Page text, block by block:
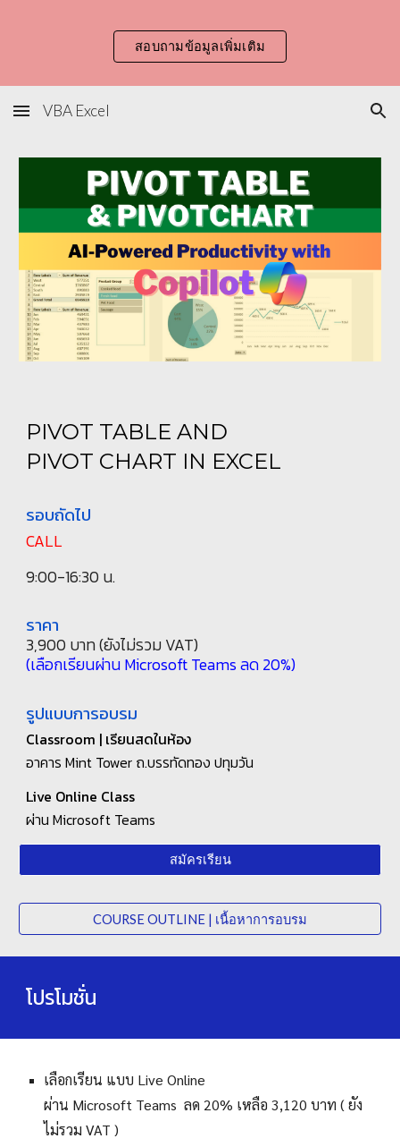
Skip to main content Skip to navigation
สอบถามข้อมูลเพิ่มเติม
VBA Excel
PIVOT TABLE AND
PIVOT CHART IN EXCEL
รอบถัดไป
CALL
9:00-16:30 น.
ราคา
3,900 บาท (ยังไม่รวม VAT)
(เลือกเรียนผ่าน Microsoft Teams ลด 20%)
รูปแบบการอบรม
Classroom | เรียนสดในห้อง
อาคาร Mint Tower ถ.บรรทัดทอง ปทุมวัน
Live Online Class
ผ่าน Microsoft Teams
สมัครเรียน
COURSE OUTLINE | เนื้อหาการอบรม
โปรโมชั่น
เลือกเรียน แบบ Live Online
ผ่าน Microsoft Teams ลด 20% เหลือ 3,120 บาท ( ยัง
ไม่รวม VAT )